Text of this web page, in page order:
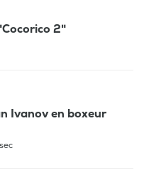
2"
Ivanov en boxeur